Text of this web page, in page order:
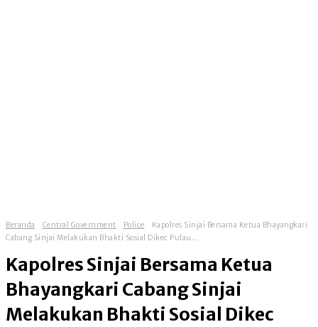
Beranda Central Government Police
Kapolres Sinjai Bersama Ketua Bhayangkari
Cabang Sinjai Melakukan Bhakti Sosial Dikec Pulau...
Kapolres Sinjai Bersama Ketua
Bhayangkari Cabang Sinjai
Melakukan Bhakti Sosial Dikec